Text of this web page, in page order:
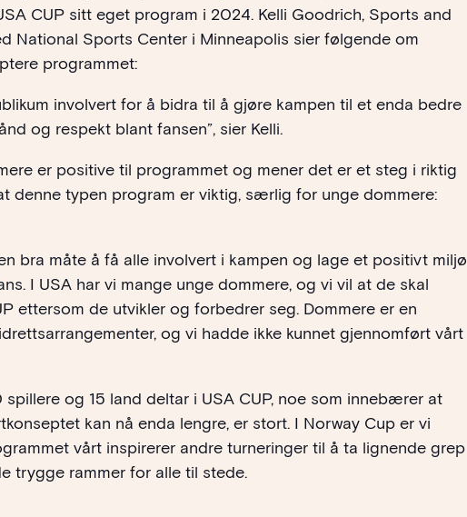
CUP sitt eget program i 2024. Kelli Goodrich, Sports and
National Sports Center i Minneapolis sier følgende om
programmet:
involvert for å bidra til å gjøre kampen til et enda bedre
og respekt blant fansen”, sier Kelli.
er positive til programmet og mener det er et steg i riktig
denne typen program er viktig, særlig for unge dommere:
bra måte å få alle involvert i kampen og lage et positivt miljø
I USA har vi mange unge dommere, og vi vil at de skal
ettersom de utvikler og forbedrer seg. Dommere er en
og vi hadde ikke kunnet gjennomført vårt
spillere og 15 land deltar i USA CUP, noe som innebærer at
kan nå enda lengre, er stort. I Norway Cup er vi
vårt inspirerer andre turneringer til å ta lignende grep
trygge rammer for alle til stede.